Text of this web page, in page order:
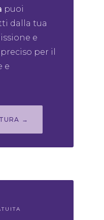
puoi
dalla tua
e
per il
e
→